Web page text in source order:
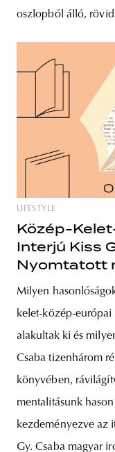
oszlopból álló,
LIFESTYLE
Közép-
Interjú Kiss
Nyomtatott
Milyen
kelet-közép-
alakultak ki és
Csaba tizenhárom
könyvében,
mentalitásunk
kezdeményezve az
Gy. Csaba magyar